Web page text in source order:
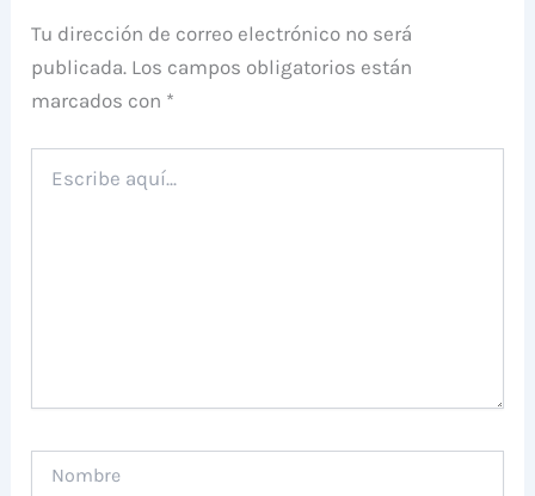
Tu dirección de correo electrónico no será
publicada. Los campos obligatorios están
marcados con *
aquí...